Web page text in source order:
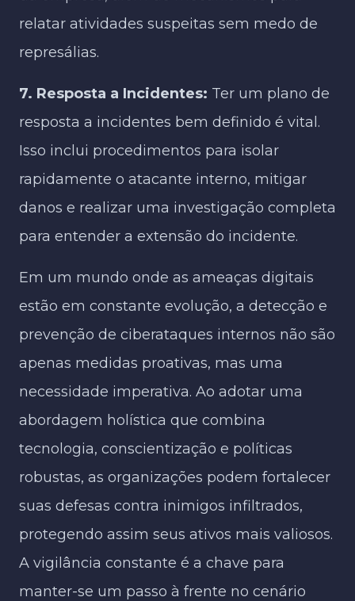
relatar atividades suspeitas sem medo de
represálias.
7. Resposta a Incidentes: Ter um plano de
resposta a incidentes bem definido é vital.
Isso inclui procedimentos para isolar
rapidamente o atacante interno, mitigar
danos e realizar uma investigação completa
para entender a extensão do incidente.
Em um mundo onde as ameaças digitais
estão em constante evolução, a detecção e
prevenção de ciberataques internos não são
apenas medidas proativas, mas uma
necessidade imperativa. Ao adotar uma
abordagem holística que combina
tecnologia, conscientização e políticas
robustas, as organizações podem fortalecer
suas defesas contra inimigos infiltrados,
protegendo assim seus ativos mais valiosos.
A vigilância constante é a chave para
manter-se um passo à frente no cenário